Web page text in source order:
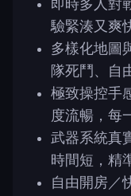
即時多人對
驗緊湊又爽
多樣化地圖
隊死鬥、自
極致操控手
度流暢，每
武器系統真
時間短，精
自由開房／